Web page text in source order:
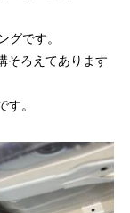
グです。
そろえてあります
。